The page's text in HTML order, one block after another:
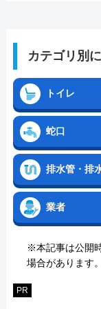
カテゴリ別
トイレ
蛇口
排水管・排
業者
※本記事は公開
場合があります
PR